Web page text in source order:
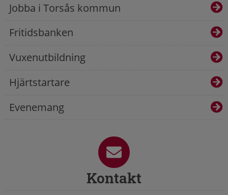
Jobba i Torsås kommun
Fritidsbanken
Vuxenutbildning
Hjärtstartare
Evenemang
Kontakt